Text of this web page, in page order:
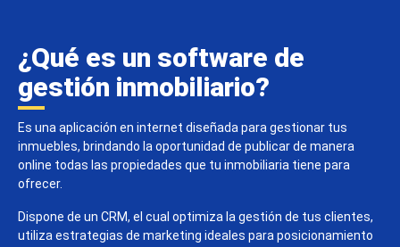
¿Qué es un software de
gestión inmobiliario?
Es una aplicación en internet diseñada para gestionar tus
inmuebles, brindando la oportunidad de publicar de manera
online todas las propiedades que tu inmobiliaria tiene para
ofrecer.
Dispone de un CRM, el cual optimiza la gestión de tus clientes,
utiliza estrategias de marketing ideales para posicionamiento